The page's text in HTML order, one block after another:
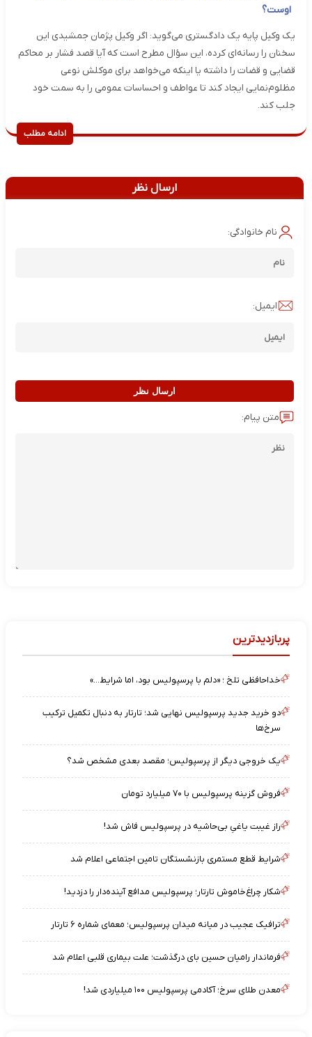
اوست؟
یک وکیل پایه یک دادگستری می‌گوید: اگر وکیل پژمان جمشیدی این
سخنان را رسانه‌ای کرده، این سؤال مطرح است که آیا قصد فشار بر محاکم
قضایی و قضات را داشته یا اینکه می‌خواهد برای موکلش نوعی
مظلوم‌نمایی ایجاد کند تا عواطف و احساسات عمومی را به سمت خود
جلب کند.
ادامه مطلب
ارسال نظر
نام خانوادگی:
ایمیل:
ارسال نظر
متن پیام:
پربازدیدترین
خداحافظی تلخ ؛ «دلم با پرسپولیس بود، اما شرایط…»
دو خرید جدید پرسپولیس نهایی شد؛ تارتار به دنبال تکمیل ترکیب
سرخ‌ها
یک خروجی دیگر از پرسپولیس؛ مقصد بعدی مشخص شد؟
فروش گزینه پرسپولیس با ۷۰ میلیارد تومان
راز غیبت یاغیِ بی‌حاشیه در پرسپولیس فاش شد!
شرایط قطع مستمری بازنشستگان تامین اجتماعی اعلام شد
شکار چراغ‌خاموش تارتار؛ پرسپولیس مدافع آینده‌دار را دزدید!
ترافیک عجیب در میانه میدان پرسپولیس؛ معمای شماره ۶ تارتار
فرماندار رامیان حسین بای درگذشت؛ علت بیماری قلبی اعلام شد
معدن طلای سرخ؛ آکادمی پرسپولیس ۱۰۰ میلیاردی شد!